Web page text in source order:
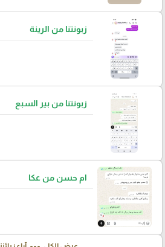
زبونتنا من الرينة
زبونتنا من بير السبع
ام حسن من عكا